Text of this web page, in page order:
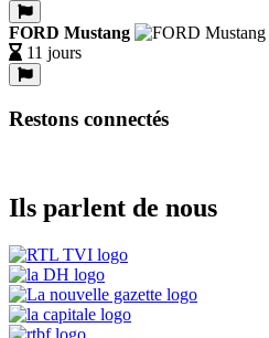
FORD Mustang
11 jours
Restons connectés
Ils parlent de nous